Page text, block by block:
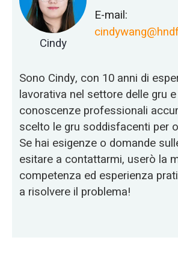
Cindy
E-mail:
Sono Cindy, con 10 anni di
lavorativa nel settore delle gru
conoscenze professionali
scelto le gru soddisfacenti per
Se hai esigenze o domande
esitare a contattarmi, userò la
competenza ed esperienza
a risolvere il problema!